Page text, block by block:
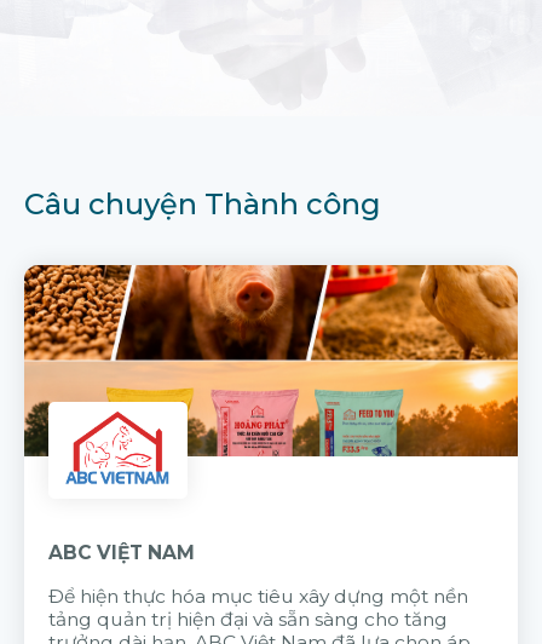
Câu chuyện Thành công
ABC VIỆT NAM
Để hiện thực hóa mục tiêu xây dựng một nền
tảng quản trị hiện đại và sẵn sàng cho tăng